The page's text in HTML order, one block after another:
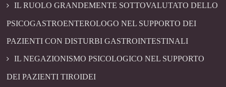
IL RUOLO GRANDEMENTE SOTTOVALUTATO DELLO
PSICOGASTROENTEROLOGO NEL SUPPORTO DEI
PAZIENTI CON DISTURBI GASTROINTESTINALI
IL NEGAZIONISMO PSICOLOGICO NEL SUPPORTO
DEI PAZIENTI TIROIDEI